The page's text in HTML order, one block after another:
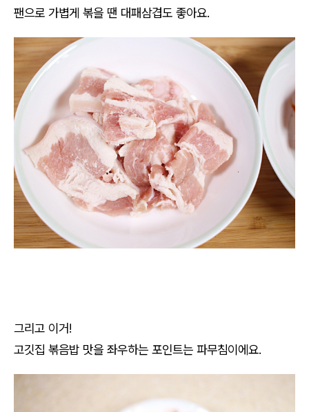
팬으로 가볍게 볶을 땐 대패삼겹도 좋아요.
그리고 이거!
고깃집 볶음밥 맛을 좌우하는 포인트는 파무침이에요.